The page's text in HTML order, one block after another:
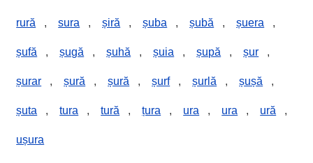
rură , sura , șiră , șuba , șubă , șuera ,
șufă , șugă , șuhă , șuia , șupă , șur ,
șurar , șură , șură , șurf , șurlă , șușă ,
șuta , tura , tură , țura , ura , ura , ură ,
ușura